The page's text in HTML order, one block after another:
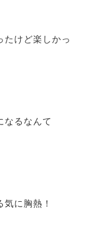
たけど楽しかっ
なるなんて
に胸熱！